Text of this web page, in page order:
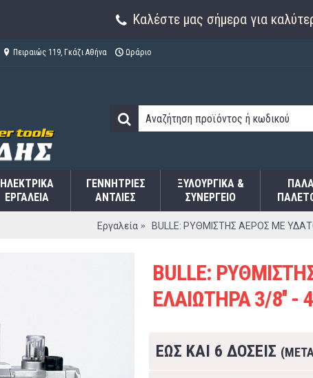
Καλέστε μας σήμερα για
Πειραιώς 119, Γκάζι Αθήνα Ωράριο
ΗΛΕΚΤΡΙΚΆ
ΕΡΓΑΛΕΊΑ
ΓΕΝΝΉΤΡΙΕΣ
ΑΝΤΛΊΕΣ
ΞΥΛΟΥΡΓΙΚΑ &
ΣΥΝΕΡΓΕΙΟ
Εργαλεία BULLE: ΡΥΘΜΙΣΤΗΣ ΑΕΡΟΣ ΜΕ
BULLE:
ΕΛΑΙΩΤΗΡΑ 3/8'' -
ΕΩΣ ΚΑΙ 6 ΔΟΣΕΙΣ